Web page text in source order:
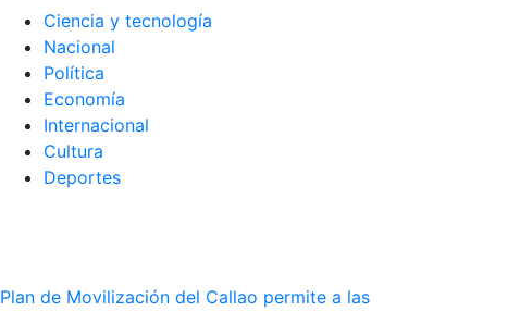
Ciencia y tecnología
Nacional
Política
Economía
Internacional
Cultura
Deportes
Plan de Movilización del Callao permite a las